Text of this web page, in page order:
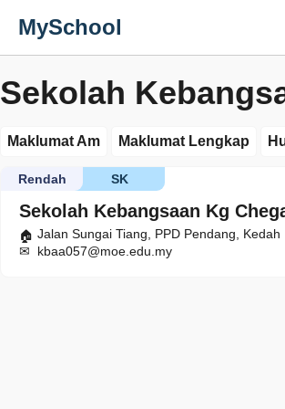
MySchool
Sekolah
Maklumat Am Maklumat Lengkap
Sekolah Kebangsaan Kg
SK
Rendah
Jalan Sungai Tiang, PPD Pendang, Kedah
kbaa057@moe.edu.my